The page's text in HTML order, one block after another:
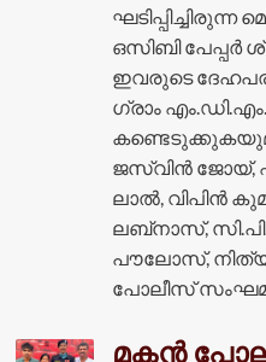
ഒസിബി പേപ്പർ
ഇവരുടെ
ഗ്രാം
ജസ്‌വിൻ ജോയ്,
ലാൽ, വിപിൻ
ലബ്‌നാസ്,
പൗലോസ്, നിത്യ
പോലീസ്